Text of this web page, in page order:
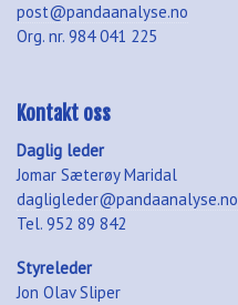
post@pandaanalyse.no
Org. nr. 984 041 225
Kontakt oss
Daglig leder
Jomar Sæterøy Maridal
dagligleder@pandaanalyse.no
Tel. 952 89 842
Styreleder
Jon Olav Sliper